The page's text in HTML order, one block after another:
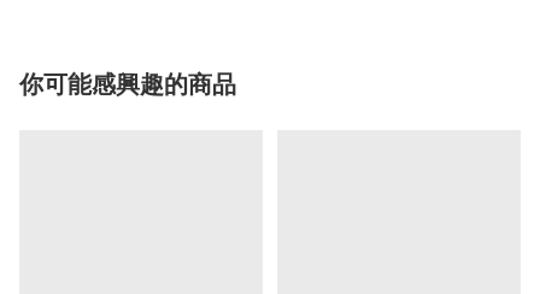
你可能感興趣的商品